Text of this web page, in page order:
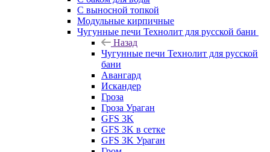
С выносной топкой
Модульные кирпичные
Чугунные печи Технолит для русской бани
Назад
Чугунные печи Технолит для русской
бани
Авангард
Искандер
Гроза
Гроза Ураган
GFS 3K
GFS 3K в сетке
GFS 3K Ураган